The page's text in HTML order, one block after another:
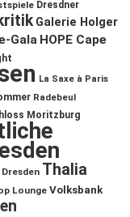
Dresdner
Galerie Holger
Gala HOPE Cape
La Saxe à Paris
Radebeul
Moritzburg
Thalia
Lounge Volksbank